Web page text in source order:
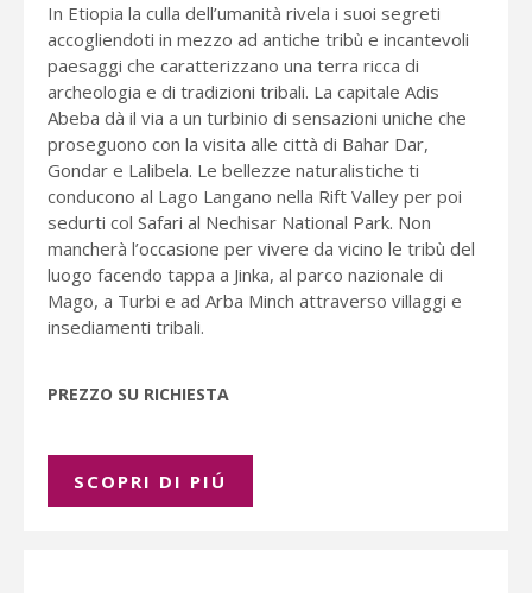
In Etiopia la culla dell’umanità rivela i suoi segreti
accogliendoti in mezzo ad antiche tribù e incantevoli
paesaggi che caratterizzano una terra ricca di
archeologia e di tradizioni tribali. La capitale Adis
Abeba dà il via a un turbinio di sensazioni uniche che
proseguono con la visita alle città di Bahar Dar,
Gondar e Lalibela. Le bellezze naturalistiche ti
conducono al Lago Langano nella Rift Valley per poi
sedurti col Safari al Nechisar National Park. Non
mancherà l’occasione per vivere da vicino le tribù del
luogo facendo tappa a Jinka, al parco nazionale di
Mago, a Turbi e ad Arba Minch attraverso villaggi e
insediamenti tribali.
PREZZO SU RICHIESTA
SCOPRI DI PIÚ